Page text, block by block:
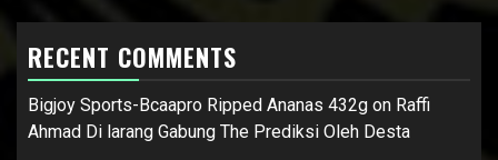
RECENT COMMENTS
Bigjoy Sports-Bcaapro Ripped Ananas 432g on Raffi
Ahmad Di larang Gabung The Prediksi Oleh Desta